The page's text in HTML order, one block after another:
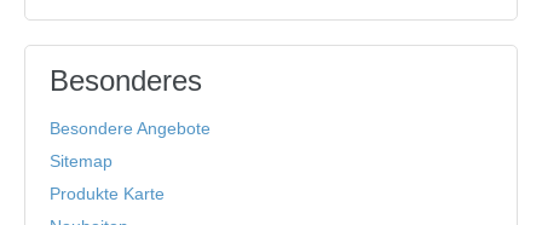
Besonderes
Besondere Angebote
Sitemap
Produkte Karte